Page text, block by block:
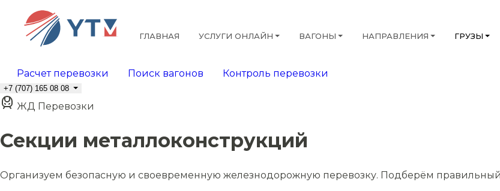
ГЛАВНАЯ УСЛУГИ ОНЛАЙН ВАГОНЫ НАПРАВЛЕНИЯ ГРУЗЫ
Расчет перевозки Поиск вагонов Контроль перевозки
+7 (707) 165 08 08
ЖД Перевозки
Секции металлоконструкций
Организуем безопасную и своевременную железнодорожную перевозку. Подберём